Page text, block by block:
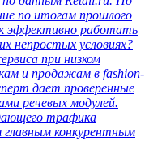
по итогам прошлого
эффективно работать
непростых условиях?
при низком
и продажам в fashion-
дает проверенные
речевых модулей.
трафика
главным конкурентным